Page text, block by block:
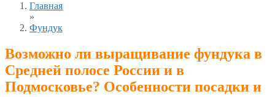
Главная
»
Фундук
Возможно ли выращивание фундука в
Средней полосе России и в
Подмосковье? Особенности посадки и